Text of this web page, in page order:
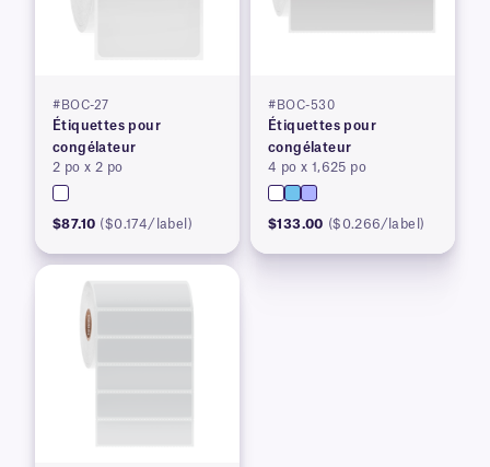
#BOC-27
Étiquettes pour
congélateur
2 po x 2 po
$87.10 ($0.174/label)
#BOC-530
Étiquettes pour
congélateur
4 po x 1,625 po
$133.00 ($0.266/label)